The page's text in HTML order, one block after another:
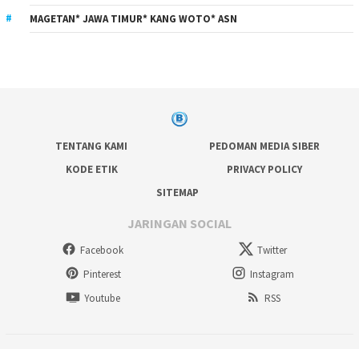
MAGETAN* JAWA TIMUR* KANG WOTO* ASN
TENTANG KAMI
PEDOMAN MEDIA SIBER
KODE ETIK
PRIVACY POLICY
SITEMAP
JARINGAN SOCIAL
Facebook
Twitter
Pinterest
Instagram
Youtube
RSS